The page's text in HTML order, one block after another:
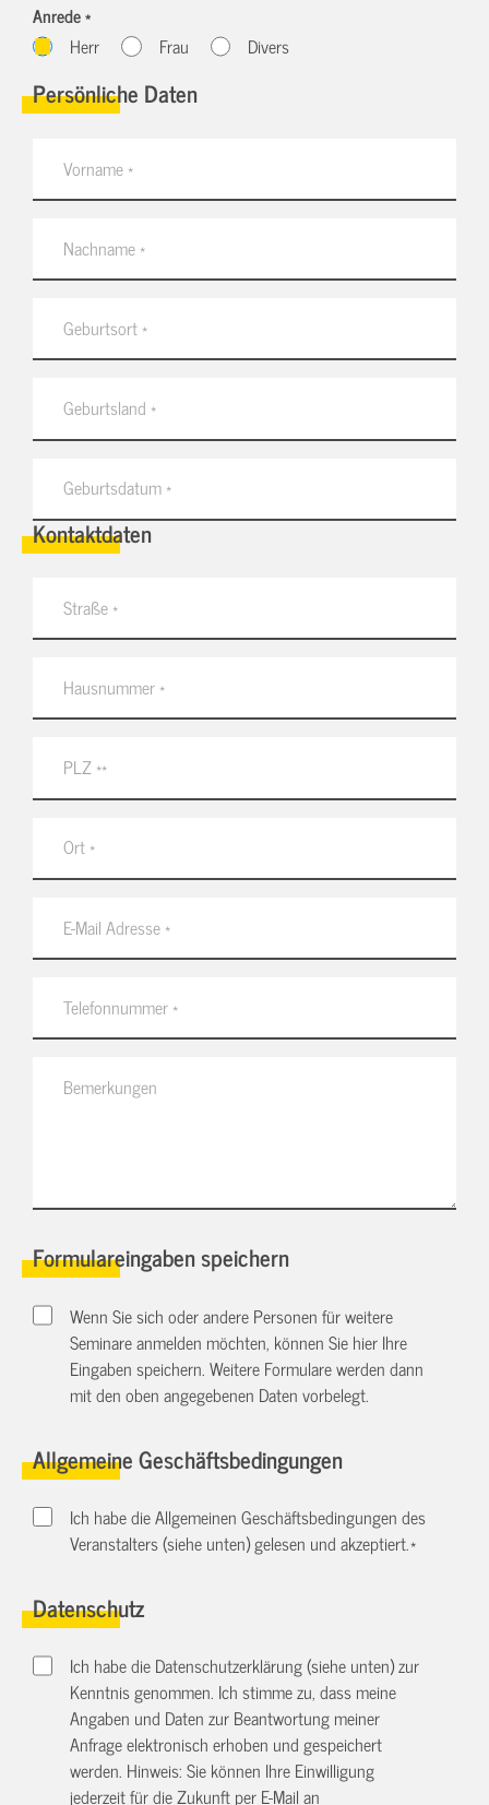
Anrede *
Herr
Frau Divers
Persönliche Daten
Kontaktdaten
Formulareingaben speichern
Wenn Sie sich oder andere Personen für weitere
Seminare anmelden möchten, können Sie hier Ihre
Eingaben speichern. Weitere Formulare werden dann
mit den oben angegebenen Daten vorbelegt.
Allgemeine Geschäftsbedingungen
Ich habe die Allgemeinen Geschäftsbedingungen des
Veranstalters (siehe unten) gelesen und akzeptiert.*
Datenschutz
Ich habe die Datenschutzerklärung (siehe unten) zur
Kenntnis genommen. Ich stimme zu, dass meine
Angaben und Daten zur Beantwortung meiner
Anfrage elektronisch erhoben und gespeichert
werden. Hinweis: Sie können Ihre Einwilligung
jederzeit für die Zukunft per E-Mail an